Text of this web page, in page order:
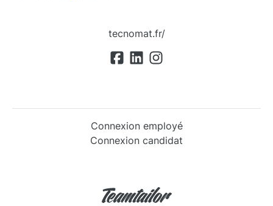
tecnomat.fr/
Connexion employé
Connexion candidat